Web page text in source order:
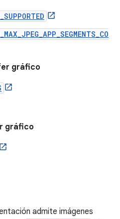
gráfico
gráfico
admite imágenes